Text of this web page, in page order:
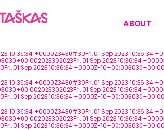
ABOUT
10:36:34 +0000Z3430#30Fri, 01 Sep 2023
01 Sep 2023 10:36:34
01 Sep 2023 10:36:34 +0000Z-
10:36:34 +0000Z3430#30Fri, 01 Sep 2023
01 Sep 2023 10:36:34
01 Sep 2023 10:36:34 +0000Z-
10:36:34 +0000Z3430#30Fri, 01 Sep 2023
01 Sep 2023 10:36:34
01 Sep 2023 10:36:34 +0000Z-